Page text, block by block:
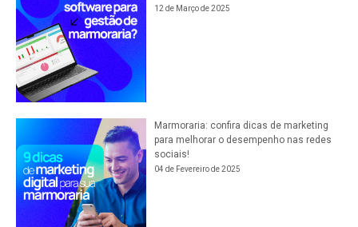
12 de Março de 2025
Marmoraria: confira dicas de marketing
para melhorar o desempenho nas redes
sociais!
04 de Fevereiro de 2025